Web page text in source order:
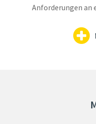
Anforderungen an